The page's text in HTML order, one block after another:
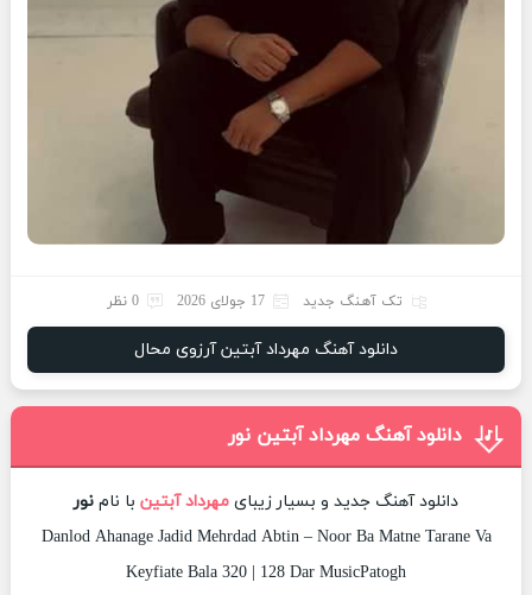
تک آهنگ جدید 17 جولای 2026 0 نظر
دانلود آهنگ مهرداد آبتین آرزوی محال
دانلود آهنگ مهرداد آبتین نور
دانلود آهنگ جدید و بسیار زیبای مهرداد آبتین با نام نور
Danlod Ahanage Jadid Mehrdad Abtin – Noor Ba Matne Tarane Va
Keyfiate Bala 320 | 128 Dar MusicPatogh